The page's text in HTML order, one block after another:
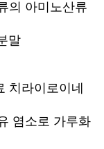
의 아미노산류
말
치라이로이네
염소로 가루화